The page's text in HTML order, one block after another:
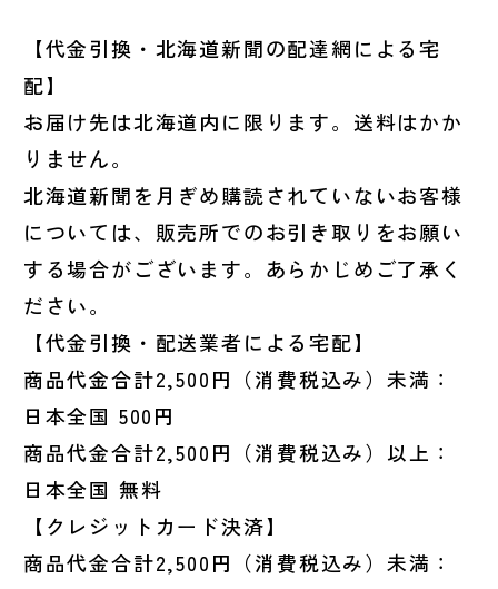
【代金引換・北海道新聞の配達網による宅
配】
お届け先は北海道内に限ります。送料はかか
りません。
北海道新聞を月ぎめ購読されていないお客様
については、販売所でのお引き取りをお願い
する場合がございます。あらかじめご了承く
ださい。
【代金引換・配送業者による宅配】
商品代金合計2,500円（消費税込み）未満：
日本全国 500円
商品代金合計2,500円（消費税込み）以上：
日本全国 無料
【クレジットカード決済】
商品代金合計2,500円（消費税込み）未満：